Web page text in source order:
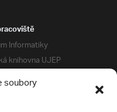
soubory
Informatiky
knihovna UJEP
kolejí a menz
centrum podpory